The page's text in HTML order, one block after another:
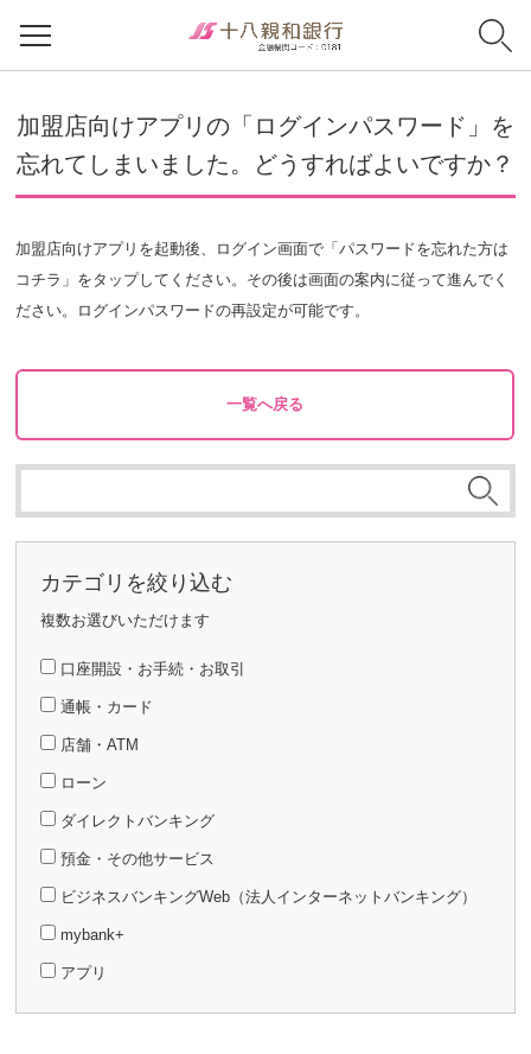
加盟店向けアプリの「ログインパスワード」を
忘れてしまいました。どうすればよいですか？
加盟店向けアプリを起動後、ログイン画面で「パスワードを忘れた方は
コチラ」をタップしてください。その後は画面の案内に従って進んでく
ださい。ログインパスワードの再設定が可能です。
一覧へ戻る
カテゴリを絞り込む
複数お選びいただけます
口座開設・お手続・お取引
通帳・カード
店舗・ATM
ローン
ダイレクトバンキング
預金・その他サービス
ビジネスバンキングWeb（法人インターネットバンキング）
mybank+
アプリ